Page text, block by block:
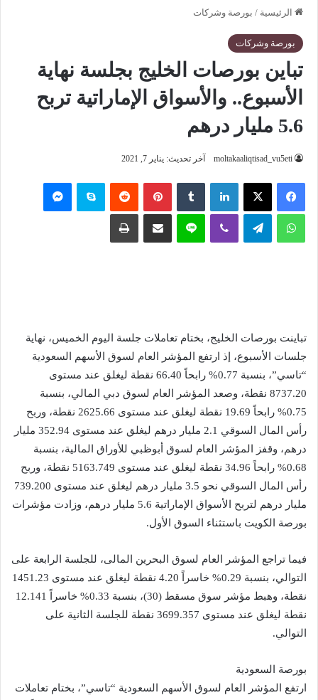
الرئيسية / بورصة وشركات
بورصة وشركات
تباين بورصات الخليج بجلسة نهاية
الأسبوع.. والأسواق الإماراتية تربح
5.6 مليار درهم
moltakaaliqtisad_vu5eti آخر تحديث: يناير 7, 2021
فيسبوك ‫X لينكدإن بينتيريست سكايب
واتساب تيلقرام لاين
تباينت بورصات الخليج، بختام تعاملات جلسة اليوم الخميس، نهاية
جلسات الأسبوع، إذ ارتفع المؤشر العام لسوق الأسهم السعودية
“تاسي”، بنسبة 0.77% رابحاً 66.40 نقطة ليغلق عند مستوى
8737.20 نقطة، وصعد المؤشر العام لسوق دبي المالي، بنسبة
0.75% رابحاً 19.69 نقطة ليغلق عند مستوى 2625.66 نقطة، وربح
رأس المال السوقي 2.1 مليار درهم ليغلق عند مستوى 352.94 مليار
درهم، وقفز المؤشر العام لسوق أبوظبي للأوراق المالية، بنسبة
0.68% رابحاً 34.96 نقطة ليغلق عند مستوى 5163.749 نقطة، وربح
رأس المال السوقي نحو 3.5 مليار درهم ليغلق عند مستوى 739.200
مليار درهم لتربح الأسواق الإماراتية 5.6 مليار درهم، وزادت مؤشرات
بورصة الكويت باستثناء السوق الأول.
فيما تراجع المؤشر العام لسوق البحرين المالى، للجلسة الرابعة على
التوالي، بنسبة 0.29% خاسراً 4.20 نقطة ليغلق عند مستوى 1451.23
نقطة، وهبط مؤشر سوق مسقط (30)، بنسبة 0.33% خاسراً 12.141
نقطة ليغلق عند مستوى 3699.357 نقطة للجلسة الثانية على
التوالي.
بورصة السعودية
ارتفع المؤشر العام لسوق الأسهم السعودية “تاسي”، بختام تعاملات